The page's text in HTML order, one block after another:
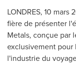
LONDRES, 10
fière de présenter
Metals, conçue par
exclusivement
l'industrie du